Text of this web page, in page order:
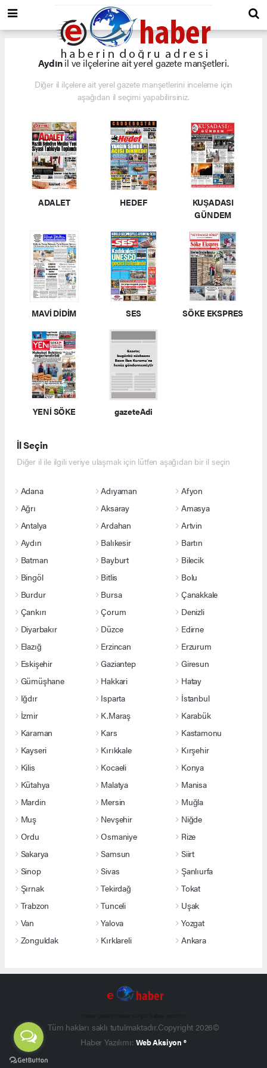
Aydınil ve ilçelerine ait yerel gazete manşetleri.
Diğer il ilçelere ait yerel gazete manşetlerini inceleme için
aşağıdan il seçimi yapabilirsiniz.
ADALET HEDEF
KUŞADASI
GÜNDEM
MAVİ DİDİM SES SÖKE EKSPRES
YENİ SÖKE gazeteAdi
İl Seçin
Diğer il ile ilgili veriye ulaşmak için lütfen aşağıdan bir il seçin
Adana Adıyaman
Afyon
Ağrı
Aksaray
Amasya
Antalya
Ardahan
Artvin
Aydın
Balıkesir
Bartın
Batman
Bayburt
Bilecik
Bingöl
Bitlis
Bolu
Burdur
Bursa
Çanakkale
Çankırı
Çorum
Denizli
Diyarbakır
Düzce
Edirne
Elazığ
Erzincan
Erzurum
Eskişehir
Gaziantep
Giresun
Gümüşhane
Hakkari
Hatay
Iğdır
Isparta
İstanbul
İzmir
K.Maraş
Karabük
Karaman
Kars
Kastamonu
Kayseri
Kırıkkale
Kırşehir
Kilis
Kocaeli
Konya
Kütahya
Malatya
Manisa
Mardin
Mersin
Muğla
Muş
Nevşehir
Niğde
Ordu
Osmaniye
Rize
Sakarya
Samsun
Siirt
Sinop
Sivas
Şanlıurfa
Şırnak
Tekirdağ
Tokat
Trabzon
Tunceli
Uşak
Van
Yalova
Yozgat
Zonguldak
Kırklareli Ankara
Tüm hakları saklı tutulmaktadır.Copyright 2026©
Haber Yazılımı:Web Aksiyon ®